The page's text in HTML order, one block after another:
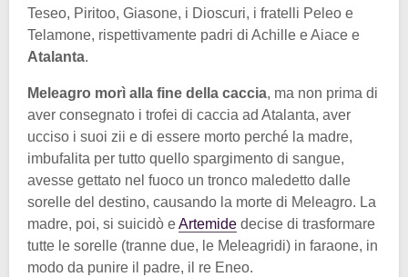
Teseo, Piritoo, Giasone, i Dioscuri, i fratelli Peleo e
Telamone, rispettivamente padri di Achille e Aiace e
Atalanta.
Meleagro morì alla fine della caccia, ma non prima di
aver consegnato i trofei di caccia ad Atalanta, aver
ucciso i suoi zii e di essere morto perché la madre,
imbufalita per tutto quello spargimento di sangue,
avesse gettato nel fuoco un tronco maledetto dalle
sorelle del destino, causando la morte di Meleagro. La
madre, poi, si suicidò eArtemide decise di trasformare
tutte le sorelle (tranne due, le Meleagridi) in faraone, in
modo da punire il padre, il re Eneo.